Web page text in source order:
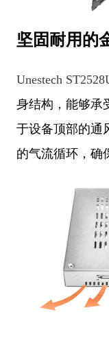
坚固耐用的
Unestech
身结构，能够承
于设备顶部的通
的气流循环，确